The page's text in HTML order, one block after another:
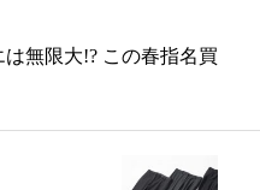
無限大!? この春指名買